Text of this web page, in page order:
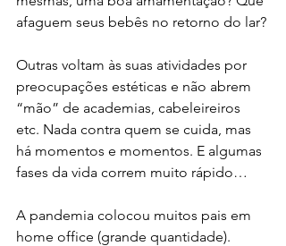
afaguem seus bebês no retorno do lar?
Outras voltam às suas atividades por
preocupações estéticas e não abrem
“mão” de academias, cabeleireiros
etc. Nada contra quem se cuida, mas
há momentos e momentos. E algumas
fases da vida correm muito rápido…
A pandemia colocou muitos pais em
home office (grande quantidade).